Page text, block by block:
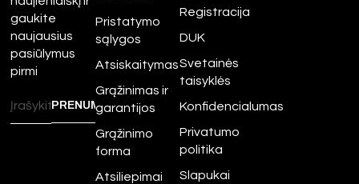
gaukite
naujausius
pasiūlymus
pirmi
Pristatymo
sąlygos
Atsiskaitymas
Grąžinimas ir
garantijos
Grąžinimo
forma
Atsiliepimai
Registracija
DUK
Svetainės
taisyklės
Konfidencialumas
Privatumo
politika
Slapukai